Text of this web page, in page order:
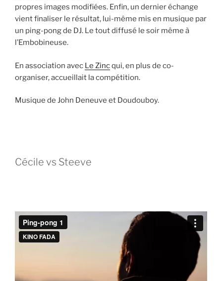
propres images modifiées. Enfin, un dernier échange
vient finaliser le résultat, lui-même mis en musique par
un ping-pong de DJ. Le tout diffusé le soir même à
l’Embobineuse.
En association avec Le Zincqui, en plus de co-
organiser, accueillait la compétition.
Musique de John Deneuve et Doudouboy.
Cécile vs Steeve